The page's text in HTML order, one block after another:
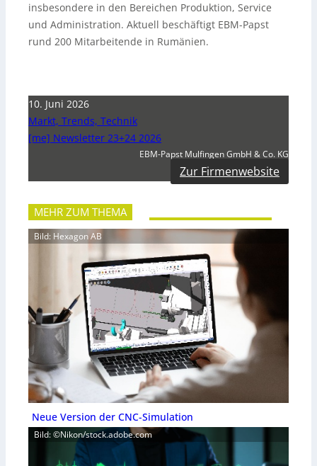
insbesondere in den Bereichen Produktion, Service
und Administration. Aktuell beschäftigt EBM-Papst
rund 200 Mitarbeitende in Rumänien.
10. Juni 2026
Markt, Trends, Technik
[me] Newsletter 23+24 2026
EBM-Papst Mulfingen GmbH & Co. KG
Zur Firmenwebsite
MEHR ZUM THEMA
Bild: Hexagon AB
Neue Version der CNC-Simulation
Bild: ©Nikon/stock.adobe.com